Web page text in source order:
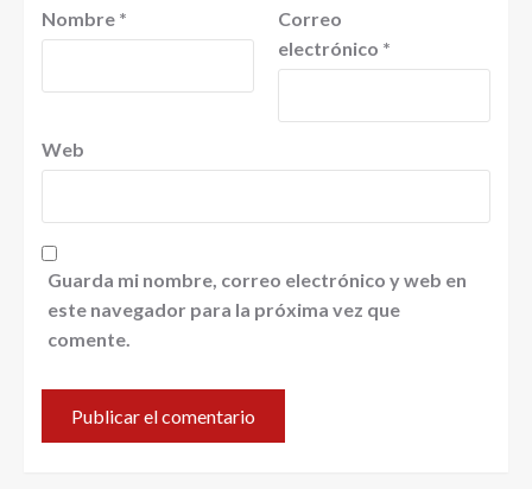
Nombre *
Correo
electrónico *
Web
Guarda mi nombre, correo electrónico y web en
este navegador para la próxima vez que
comente.